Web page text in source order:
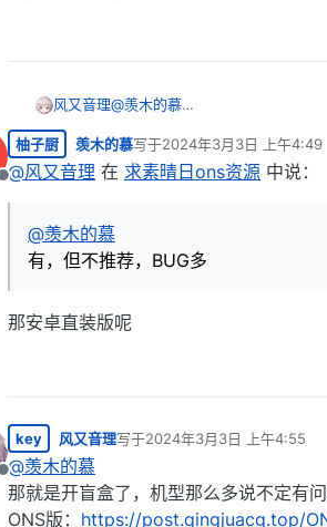
风又音理@羡木的慕
离线
柚子厨 羡木的慕写于2024年3月3日 上午4:49
最后由 编辑
@风又音理 在 求素晴日ons资源 中说：
@羡木的慕
有，但不推荐，BUG多
那安卓直装版呢
离线
key 风又音理写于2024年3月3日 上午4:55
最后由 编辑
@羡木的慕
那就是开盲盒了，机型那么多说不定有问
ONS版： https://post.qingjuacg.top/